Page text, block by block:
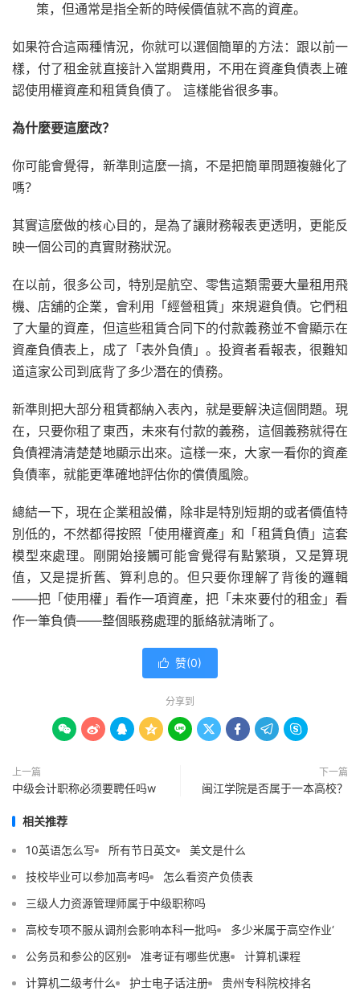
策，但通常是指全新的時候價值就不高的資產。
如果符合這兩種情況，你就可以選個簡單的方法：跟以前一
樣，付了租金就直接計入當期費用，不用在資產負債表上確
認使用權資產和租賃負債了。 這樣能省很多事。
為什麼要這麼改？
你可能會覺得，新準則這麼一搞，不是把簡單問題複雜化了
嗎？
其實這麼做的核心目的，是為了讓財務報表更透明，更能反
映一個公司的真實財務狀況。
在以前，很多公司，特別是航空、零售這類需要大量租用飛
機、店舖的企業，會利用「經營租賃」來規避負債。它們租
了大量的資產，但這些租賃合同下的付款義務並不會顯示在
資產負債表上，成了「表外負債」。投資者看報表，很難知
道這家公司到底背了多少潛在的債務。
新準則把大部分租賃都納入表內，就是要解決這個問題。現
在，只要你租了東西，未來有付款的義務，這個義務就得在
負債裡清清楚楚地顯示出來。這樣一來，大家一看你的資產
負債率，就能更準確地評估你的償債風險。
總結一下，現在企業租設備，除非是特別短期的或者價值特
別低的，不然都得按照「使用權資產」和「租賃負債」這套
模型來處理。剛開始接觸可能會覺得有點繁瑣，又是算現
值，又是提折舊、算利息的。但只要你理解了背後的邏輯
——把「使用權」看作一項資產，把「未來要付的租金」看
作一筆負債——整個賬務處理的脈絡就清晰了。
 赞(0)
分享到
        
上一篇
中级会计职称必须要聘任吗w
下一篇
闽江学院是否属于一本高校？
相关推荐
10英语怎么写 所有节日英文
美文是什么
技校毕业可以参加高考吗
怎么看资产负债表
三级人力资源管理师属于中级职称吗
高校专项不服从调剂会影响本科一批吗
多少米属于高空作业‘
公务员和参公的区别
准考证有哪些优惠
计算机课程
计算机二级考什么
护士电子话注册 贵州专科院校排名